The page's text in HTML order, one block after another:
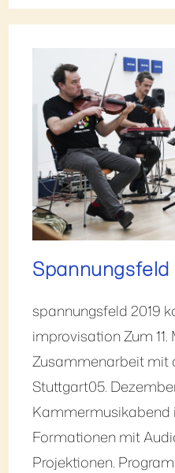
Spannungsfeld
spannungsfeld 2019
improvisation Zum 11.
Zusammenarbeit mit
Stuttgart05.
Kammermusikabend
Formationen mit
Projektionen.